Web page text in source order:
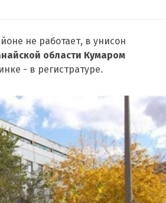
не работает, в унисон
области Кумаром
- в регистратуре.